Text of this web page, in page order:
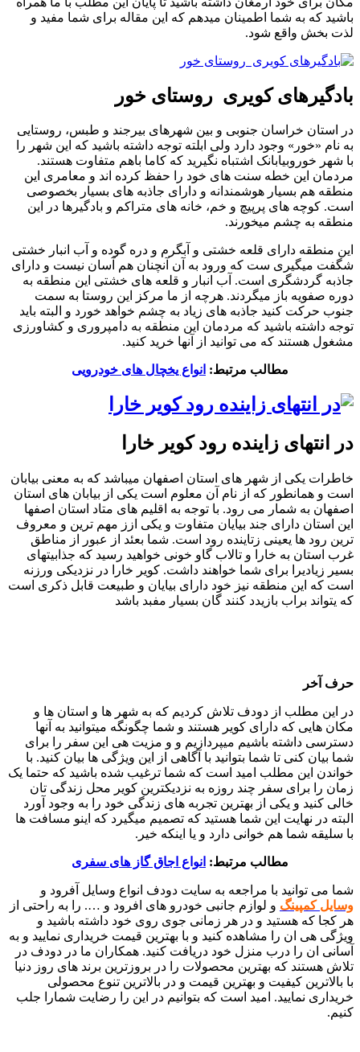
باشید که به شما اطمینان میدهم که این مقاله برای شما مفید و
لذت بخش واقع شود.
بادگیرهای کویری روستای خور
در استان خراسان جنوبی و بین شهرهای بیرجند و طبس، روستایی
به نام «خور» وجود دارد ولی ابلته توجه داشته باشید که این شهر را
با شهر خوروبیابانک اشتباه نگیرید که کاما باهم متفاوت هستند.
مردمان این خطه سنت های خود را حفظ کرده اند و معامری این
منطقه هم بسیار هوشمندانه و دارای جاذبه های بسیار بخصوصی
است. کوچه های پرپیچ و خم، خانه های متراکم و بادگیرها در این
منطقه به چشم میخورند.
این منطقه دارای قلعه خشتی و آبگرم و دره گوده و آب انبار خشتی
شگفت میگیری ست که ورود به آن آنچنان هم آسان نیست و دارای
جاذبه گردشگری است. آب انبار و قلعه های خشتی این منطقه به
دوره صفویه باز میگردند. هرچه از ما مرکز این روستا به سمت
جنوب حرکت کنید جاذبه های زیاد به چشم خواهد خورد و البته باید
توجه داشته باشید که مردمان این منطقه به دامپروری و کشاورزی
مشغول هستند که می توانید از آنها خرید کنید.
مطالب مرتبط: انواع یخچال های خودرویی
در انتهای زاینده رود کویر خارا
خاطرات یکی از شهر های استان اصفهان میباشد که به معنی بیابان
است و همانطور که از نام آن معلوم است یکی از بیابان های استان
اصفهان به شمار می رود. با توجه به اقلیم های متاد استان اصفها
این استان دارای جند بیایان متفاوت و یکی ازز مهم ترین و معروف
ترین رود ها یعینی زتاینده رود است. شما بعئد از عبور از مناطق
غرب استان به خارا و تالاب گاو خونی خواهید رسید که جذابیتهای
بسیر زیادیرا برای شما خواهند داشت. کویر خارا در نزدیکی ورزنه
است که این منطقه نیز خود دارای بیایان و طبیعت قابل ذکری است
که یتواند براب بازیدد کنند گان بسیار مفبد باشد
حرف آخر
در این مطلب از دودف تلاش کردیم که به شهر ها و استان ها و
مکان هایی که دارای کویر هستند و شما چگونگه میتوانید به آنها
دسترسی داشته باشیم میپردازیم و و مزیت هی این سفر را برای
شما بیان کنی تا شما بتوانید با آگاهی از این ویژگی ها بیان کنید. با
خواندن این مطلب امید است که شما ترغیب شده باشید که حتما یک
زمان را برای سفر چند روزه به نزدیکترین کویر محل زندگی تان
خالی کنید و یکی از بهترین تجربه های زندگی خود را به وجود آورد
البته در نهایت این شما هستید که تصمیم میگیرد که اینو مسافت ها
با سلیقه شما هم خوانی دارد و یا اینکه خیر.
مطالب مرتبط: انواع اجاق گاز های سفری
شما می توانید با مراجعه به سایت دودف انواع وسایل آفرود و
وسایل کمپینگ و لوازم جانبی خودرو های افرود و …. را به راحتی از
هر کجا که هستید و در هر زمانی جوی روی خود داشته باشید و
ویژگی هی ان را مشاهده کنید و با بهترین قیمت خریداری نمایید و به
آسانی ان را درب منزل خود دریافت کنید. همکاران ما در دودف در
تلاش هستند که بهترین محصولات را در بروزترین برند های روز دنیا
با بالاترین کیفیت و بهترین قیمت و در بالاترین تنوع محصولی
خریداری نمایید. امید است که بتوانیم در این را رضایت شمارا جلب
کنیم.